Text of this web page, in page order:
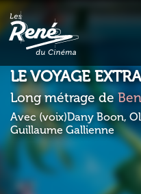
LE VOYAGE
Long métrage de
Avec (voix)Dany Boon,
Guillaume Gallienne